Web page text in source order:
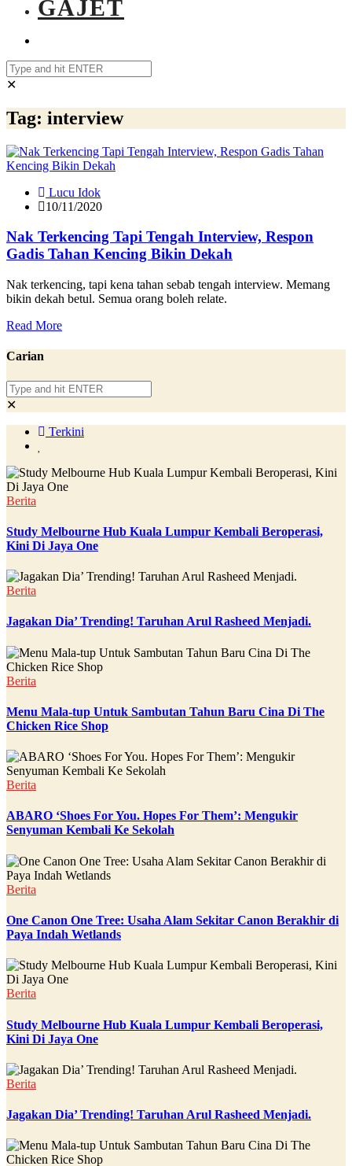
GAJET
✕
Tag: interview
Lucu Idok
10/11/2020
Nak Terkencing Tapi Tengah Interview, Respon
Gadis Tahan Kencing Bikin Dekah
Nak terkencing, tapi kena tahan sebab tengah interview. Memang
bikin dekah betul. Semua orang boleh relate.
Read More
Carian
✕
Terkini
Berita
Study Melbourne Hub Kuala Lumpur Kembali Beroperasi,
Kini Di Jaya One
Berita
Jagakan Dia’ Trending! Taruhan Arul Rasheed Menjadi.
Berita
Menu Mala-tup Untuk Sambutan Tahun Baru Cina Di The
Chicken Rice Shop
Berita
ABARO ‘Shoes For You. Hopes For Them’: Mengukir
Senyuman Kembali Ke Sekolah
Berita
One Canon One Tree: Usaha Alam Sekitar Canon Berakhir di
Paya Indah Wetlands
Berita
Study Melbourne Hub Kuala Lumpur Kembali Beroperasi,
Kini Di Jaya One
Berita
Jagakan Dia’ Trending! Taruhan Arul Rasheed Menjadi.